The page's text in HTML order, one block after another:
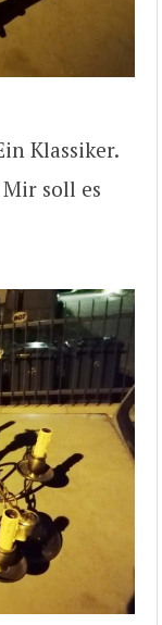
Klassiker.
soll es